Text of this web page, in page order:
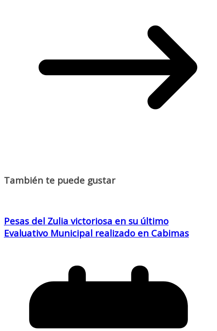
También te puede gustar
Pesas del Zulia victoriosa en su último
Evaluativo Municipal realizado en Cabimas